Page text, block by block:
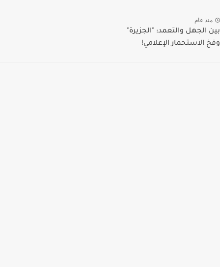
منذ عام
بين الجهل والتعمد: "الجزيرة"
وفخ الاستحمار الإعلامي!